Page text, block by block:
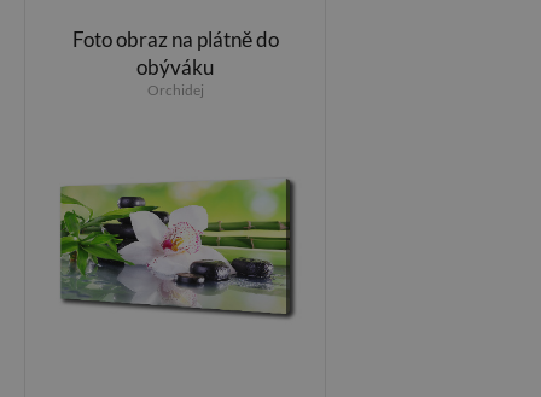
Foto obraz na plátně do
obýváku
Orchidej